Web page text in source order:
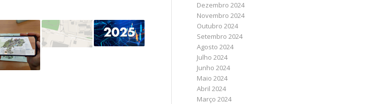
Dezembro 2024
Novembro 2024
Outubro 2024
Setembro 2024
Agosto 2024
Julho 2024
Junho 2024
Maio 2024
Abril 2024
Março 2024